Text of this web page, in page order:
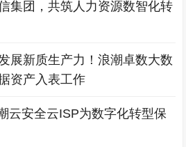
集团，共筑人力资源数智化转
展新质生产力！浪潮卓数大数
资产入表工作
云安全云ISP为数字化转型保